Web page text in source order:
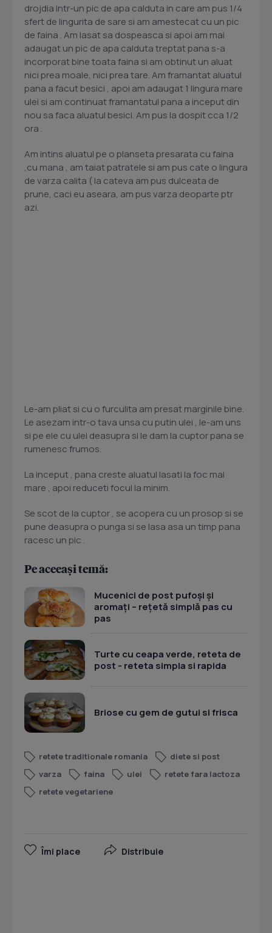
drojdia intr-un pic de apa calduta in care am pus 1/4
sfert de lingurita de sare si am amestecat cu un pic
de faina . Am lasat sa dospeasca si apoi am mai
adaugat un pic de apa calduta treptat pana s-a
incorporat bine toata faina si am obtinut un aluat
nici prea moale, nici prea tare. Am framantat aluatul
pana a facut besici , apoi am adaugat 1 lingura mare
ulei si am continuat framantatul pana a inceput din
nou sa faca aluatul besici. Am pus la dospit cca 1/2
ora .
Am intins aluatul pe o planseta presarata cu faina
,cu mana , am taiat patratele si am pus cate o lingura
de varza calita ( la cateva am pus dulceata de
prune, caci eu aseara, am pus varza deoparte ptr
azi.
Le-am pliat si cu o furculita am presat marginile bine.
Le asezam intr-o tava unsa cu putin ulei , le-am uns
si pe ele cu ulei deasupra si le dam la cuptor pana se
rumenesc frumos.
La inceput , pana creste aluatul lasati la foc mai
mare , apoi reduceti focul la minim.
Se scot de la cuptor , se acopera cu un prosop si se
pune deasupra o punga si se lasa asa un timp pana
racesc un pic .
Pe aceeași temă:
Mucenici de post pufoși și
aromați – rețetă simplă pas cu
pas
Turte cu ceapa verde, reteta de
post - reteta simpla si rapida
Briose cu gem de gutui si frisca
retete traditionale romania
diete si post
varza
faina ulei
retete fara lactoza
retete vegetariene
Îmi place Distribuie